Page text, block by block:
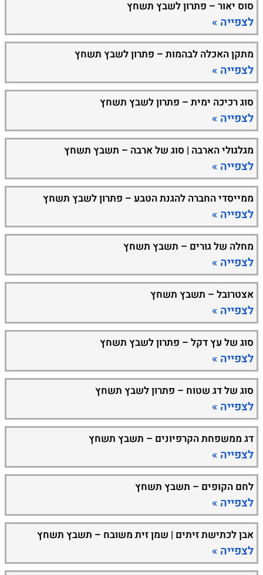
סוס יאור – פתרון לשבץ תשחץ
לצפייה »
מתקן האכלה לבהמות – פתרון לשבץ תשחץ
לצפייה »
סוג רכיכה ימית – פתרון לשבץ תשחץ
לצפייה »
מגלגולי הארבה | סוג של ארבה – תשבץ תשחץ
לצפייה »
ממייסדי החברה להגנת הטבע – פתרון לשבץ תשחץ
לצפייה »
מחלה של גורים – תשבץ תשחץ
לצפייה »
אצטרובל – תשבץ תשחץ
לצפייה »
סוג של עץ דקל – פתרון לשבץ תשחץ
לצפייה »
סוג של דג שטוח – פתרון לשבץ תשחץ
לצפייה »
דג ממשפחת הקרפיונים – תשבץ תשחץ
לצפייה »
לחם הקופים – תשבץ תשחץ
לצפייה »
אבן לכתישת זיתים | שמן זית משובח – תשבץ תשחץ
לצפייה »